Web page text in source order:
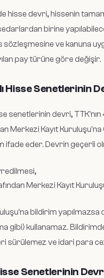
devri, hissenin
birine
sözleşmesine ve kanuna
pay türüne göre değişir.
Hisse Senetlerinin
senetlerinin devri,
Merkezi Kayıt
ifade eder. Devrin geçerli
Merkezi Kayıt
bildirim yapılmazsa
gibi) kullanamaz.
sürülemez ve idari para
Senetlerinin Devri